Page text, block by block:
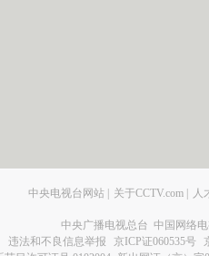
中央电视台网站 | 关于CCTV.com | 人
中央广播电视总台 中国网络
违法和不良信息举报
京ICP证060535号